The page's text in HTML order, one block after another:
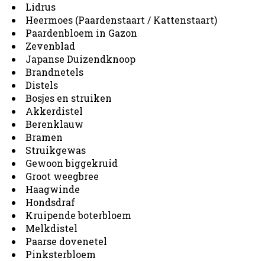
Lidrus
Heermoes (Paardenstaart / Kattenstaart)
Paardenbloem in Gazon
Zevenblad
Japanse Duizendknoop
Brandnetels
Distels
Bosjes en struiken
Akkerdistel
Berenklauw
Bramen
Struikgewas
Gewoon biggekruid
Groot weegbree
Haagwinde
Hondsdraf
Kruipende boterbloem
Melkdistel
Paarse dovenetel
Pinksterbloem